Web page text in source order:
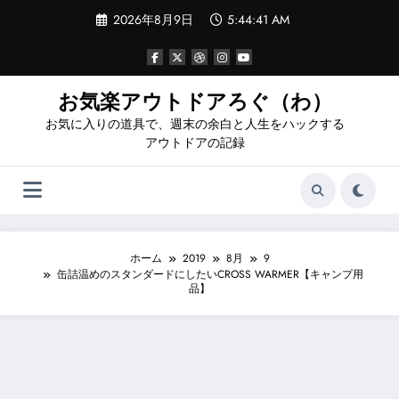
ツ
2026年8月9日 5:44:42 AM
お気楽アウトドアろぐ（わ）
お気に入りの道具で、週末の余白と人生をハックする
アウトドアの記録
ホーム 2019 8月
9
缶詰温めのスタンダードにしたいCROSS WARMER【キャンプ用
品】